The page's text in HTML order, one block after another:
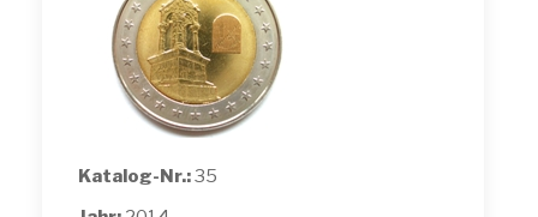
Katalog-Nr.:35